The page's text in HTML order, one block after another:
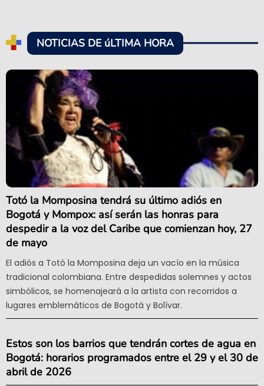
NOTICIAS DE úLTIMA HORA
Totó la Momposina tendrá su último adiós en
Bogotá y Mompox: así serán las honras para
despedir a la voz del Caribe que comienzan hoy, 27
de mayo
El adiós a Totó la Momposina deja un vacío en la música
tradicional colombiana. Entre despedidas solemnes y actos
simbólicos, se homenajeará a la artista con recorridos a
lugares emblemáticos de Bogotá y Bolívar.
Estos son los barrios que tendrán cortes de agua en
Bogotá: horarios programados entre el 29 y el 30 de
abril de 2026